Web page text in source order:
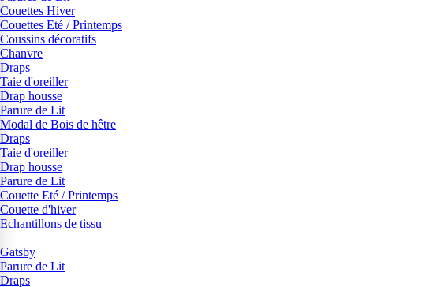
Couettes Hiver
Couettes Eté / Printemps
Coussins décoratifs
Chanvre
Draps
Taie d'oreiller
Drap housse
Parure de Lit
Modal de Bois de hêtre
Draps
Taie d'oreiller
Drap housse
Parure de Lit
Couette Eté / Printemps
Couette d'hiver
Echantillons de tissu
Gatsby
Parure de Lit
Draps